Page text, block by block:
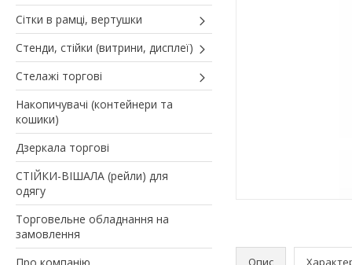
Сітки в рамці, вертушки
Стенди, стійки (витрини, дисплеї)
Стелажі торгові
Накопичувачі (контейнери та
кошики)
Дзеркала торгові
СТІЙКИ-ВІШАЛА (рейли) для
одягу
Торговельне обладнання на
замовлення
Про компанію
Опис